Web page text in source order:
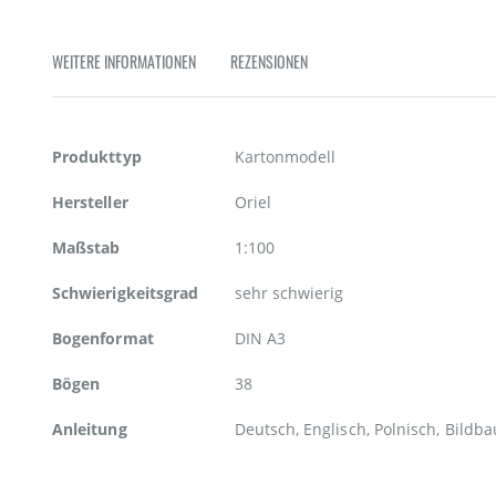
WEITERE INFORMATIONEN REZENSIONEN
Weitere
Produkttyp Kartonmodell
Hersteller Oriel
Maßstab 1:100
Schwierigkeitsgrad sehr schwierig
Bogenformat DIN A3
Bögen 38
Anleitung Deutsch, Englisch, Polnisch,